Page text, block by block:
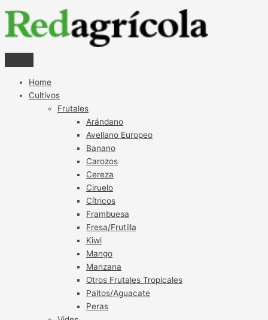
Home
Cultivos
Frutales
Arándano
Avellano Europeo
Banano
Carozos
Cereza
Ciruelo
Cítricos
Frambuesa
Fresa/Frutilla
Kiwi
Mango
Manzana
Otros Frutales Tropicales
Paltos/Aguacate
Peras